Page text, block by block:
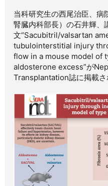
当科研究生の西尾治臣、病
腎臓内科部長）の石井輝、
文“Sacubitril/valsartan
tubulointerstitial injury
flow in a mouse model of
aldosterone excess”が
Transplantation誌に掲載さ